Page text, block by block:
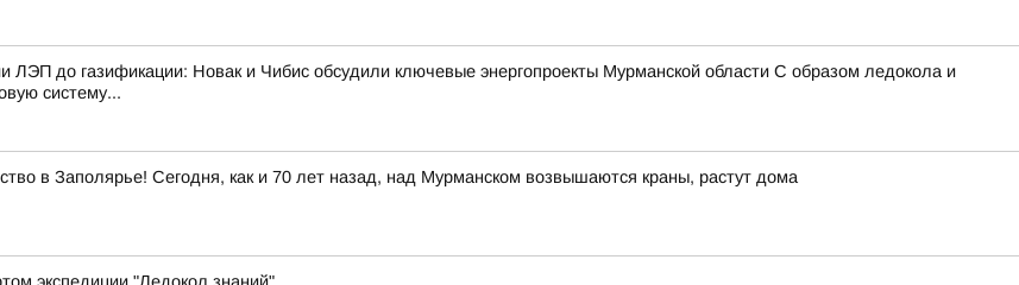
до газификации: Новак и Чибис обсудили ключевые энергопроекты Мурманской области С образом ледокола и
систему...
в Заполярье! Сегодня, как и 70 лет назад, над Мурманском возвышаются краны, растут дома